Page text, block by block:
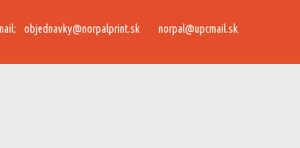
objednavky@norpalprint.sk norpal@upcmail.sk